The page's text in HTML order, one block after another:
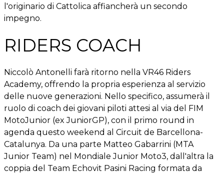
l'originario di Cattolica affiancherà un secondo
impegno.
RIDERS COACH
Niccolò Antonelli farà ritorno nella VR46 Riders
Academy, offrendo la propria esperienza al servizio
delle nuove generazioni. Nello specifico, assumerà il
ruolo di coach dei giovani piloti attesi al via del FIM
MotoJunior (ex JuniorGP), con il primo round in
agenda questo weekend al Circuit de Barcellona-
Catalunya. Da una parte Matteo Gabarrini (MTA
Junior Team) nel Mondiale Junior Moto3, dall'altra la
coppia del Team Echovit Pasini Racing formata da